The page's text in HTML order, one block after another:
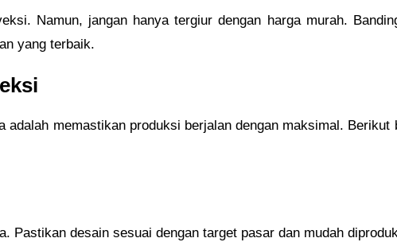
Namun, jangan hanya tergiur dengan harga murah.
yang terbaik.
memastikan produksi berjalan dengan maksimal. Berikut
Pastikan desain sesuai dengan target pasar dan mudah